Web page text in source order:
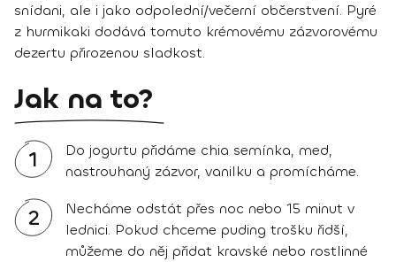
snídani, ale i jako odpolední/večerní občerstvení. Pyré
z hurmikaki dodává tomuto krémovému zázvorovému
dezertu přirozenou sladkost.
Jak na to?
1
Do jogurtu přidáme chia semínka, med,
nastrouhaný zázvor, vanilku a promícháme.
2
Necháme odstát přes noc nebo 15 minut v
lednici. Pokud chceme puding trošku řidší,
můžeme do něj přidat kravské nebo rostlinné